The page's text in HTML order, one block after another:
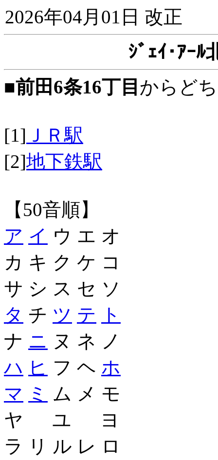
2026年04月01日 改正
ｼﾞｪｲ･ｱｰﾙ
■前田6条16丁目 からど
[1] ＪＲ駅
[2]地下鉄駅
【50音順】
ア イ ウ エ オ
カ キ ク ケ コ
サ シ ス セ ソ
タ チ ツ テ
ト
ナ ニ ヌ ネ ノ
ハ ヒ フ ヘ ホ
マ ミ ム メ モ
ヤ ユ ヨ
ラ リ ル レ ロ